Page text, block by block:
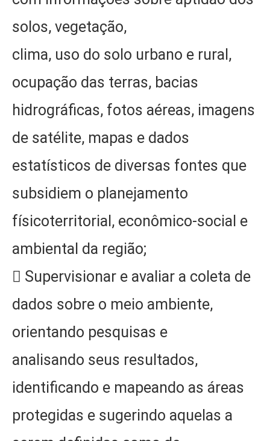
solos, vegetação,
clima, uso do solo urbano e rural,
ocupação das terras, bacias
hidrográficas, fotos aéreas, imagens
de satélite, mapas e dados
estatísticos de diversas fontes que
subsidiem o planejamento
físicoterritorial, econômico-social e
ambiental da região;
 Supervisionar e avaliar a coleta de
dados sobre o meio ambiente,
orientando pesquisas e
analisando seus resultados,
identificando e mapeando as áreas
protegidas e sugerindo aquelas a